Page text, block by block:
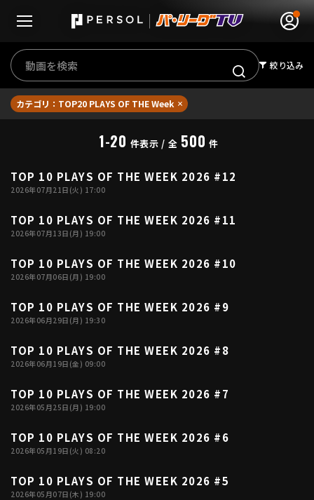
日程･結果
順位表･成績
1軍公式戦
ファーム中地区
ファーム西地区
選手名鑑
北海道日本ハムファイターズ
埼玉西武ライオンズ
千葉ロッテマリーンズ
福岡ソフトバンクホークス
ニュース
絞り込み
カテゴリ：TOP20 PLAYS OF THE Week
1-20 件表示 / 全 500 件
TOP 10 PLAYS OF THE WEEK 2026 #12
2026年07月21日(火) 17:00
TOP 10 PLAYS OF THE WEEK 2026 #11
2026年07月13日(月) 19:00
TOP 10 PLAYS OF THE WEEK 2026 #10
2026年07月06日(月) 19:00
TOP 10 PLAYS OF THE WEEK 2026 #9
2026年06月29日(月) 19:30
TOP 10 PLAYS OF THE WEEK 2026 #8
2026年06月19日(金) 09:00
TOP 10 PLAYS OF THE WEEK 2026 #7
2026年05月25日(月) 19:00
TOP 10 PLAYS OF THE WEEK 2026 #6
2026年05月19日(火) 08:20
TOP 10 PLAYS OF THE WEEK 2026 #5
2026年05月07日(木) 19:00